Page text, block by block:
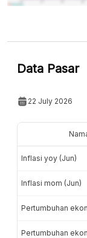
Data Pasar
22 July 2026
Inflasi yoy (Jun)
Inflasi mom (Jun)
Pertumbuhan
Pertumbuhan